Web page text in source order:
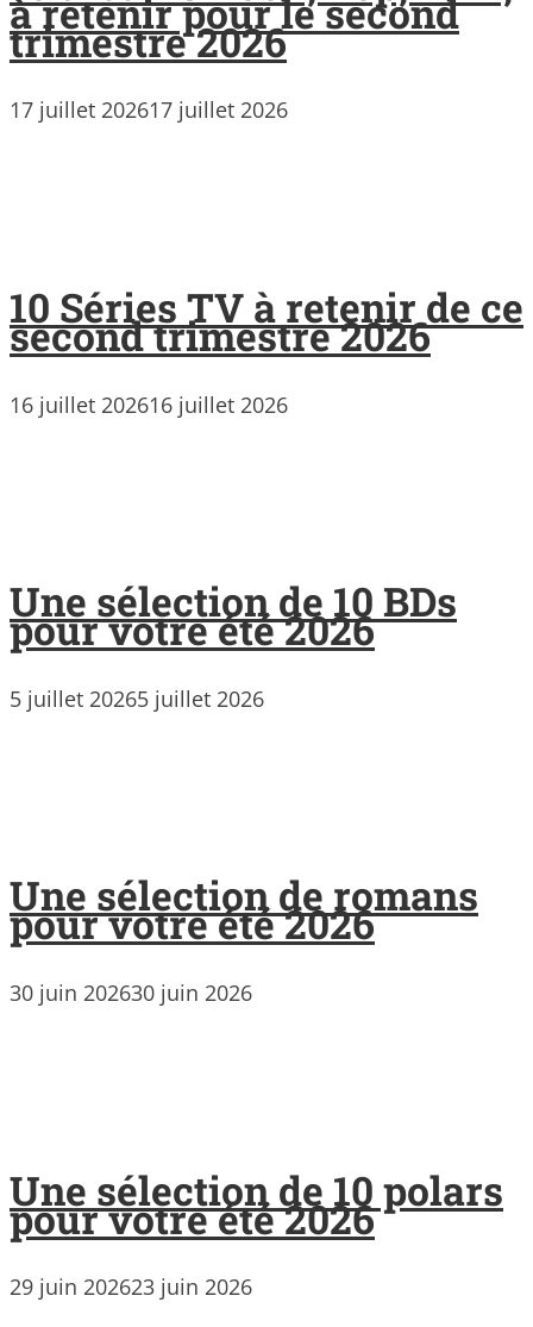
à retenir pour le second
trimestre 2026
17 juillet 202617 juillet 2026
10 Séries TV à retenir de ce
second trimestre 2026
16 juillet 202616 juillet 2026
Une sélection de 10 BDs
pour votre été 2026
5 juillet 20265 juillet 2026
Une sélection de romans
pour votre été 2026
30 juin 202630 juin 2026
Une sélection de 10 polars
pour votre été 2026
29 juin 202623 juin 2026